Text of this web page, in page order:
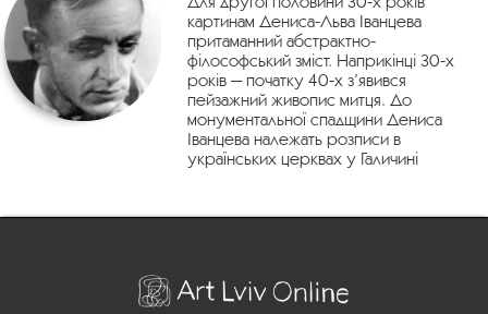
картинам Дениса-Льва Іванцева
притаманний абстрактно-
філософський зміст. Наприкінці 30-х
років — початку 40-х з’явився
пейзажний живопис митця. До
монументальної спадщини Дениса
Іванцева належать розписи в
українських церквах у Галичині